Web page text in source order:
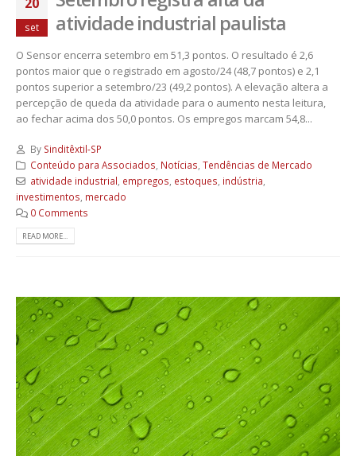
set
atividade industrial paulista
O Sensor encerra setembro em 51,3 pontos. O resultado é 2,6
pontos maior que o registrado em agosto/24 (48,7 pontos) e 2,1
pontos superior a setembro/23 (49,2 pontos). A elevação altera a
percepção de queda da atividade para o aumento nesta leitura,
ao fechar acima dos 50,0 pontos. Os empregos marcam 54,8...
By Sinditêxtil-SP
Conteúdo para Associados, Notícias, Tendências de Mercado
atividade industrial, empregos, estoques, indústria,
investimentos, mercado
0 Comments
READ MORE...